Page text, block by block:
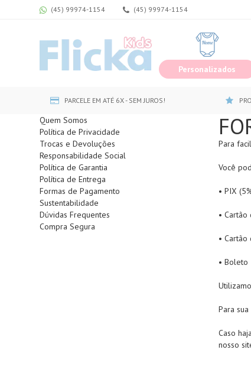
(45) 99974-1154 (45) 99974-1154
Personalizados
PARCELE EM ATÉ 6X - SEM JUROS!
Quem Somos
Política de Privacidade
Trocas e Devoluções
Responsabilidade Social
Política de Garantia
Política de Entrega
Formas de Pagamento
Sustentabilidade
Dúvidas Frequentes
Compra Segura
Para
Você
• PIX
• Cartão
•
• Boleto
Para
Caso
nosso